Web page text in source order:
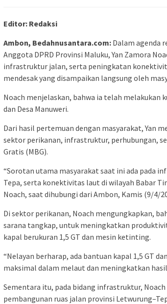
Editor: Redaksi
Ambon, Bedahnusantara.com: Dalam agenda
Anggota DPRD Provinsi Maluku, Yan Zamora
infrastruktur jalan, serta peningkatan
mendesak yang disampaikan langsung oleh
Noach menjelaskan, bahwa ia telah melakukan
dan Desa Manuweri.
Dari hasil pertemuan dengan masyarakat, Yan
sektor perikanan, infrastruktur, perhubungan,
Gratis (MBG).
“Sorotan utama masyarakat saat ini ada pada
Tepa, serta konektivitas laut di wilayah Babar
Noach, saat dihubungi dari Ambon, Kamis (9/4/
Di sektor perikanan, Noach mengungkapkan,
sarana tangkap, untuk meningkatkan
kapal berukuran 1,5 GT dan mesin ketinting.
“Nelayan berharap, ada bantuan kapal 1,5 GT
maksimal dalam melaut dan meningkatkan
Sementara itu, pada bidang infrastruktur,
pembangunan ruas jalan provinsi